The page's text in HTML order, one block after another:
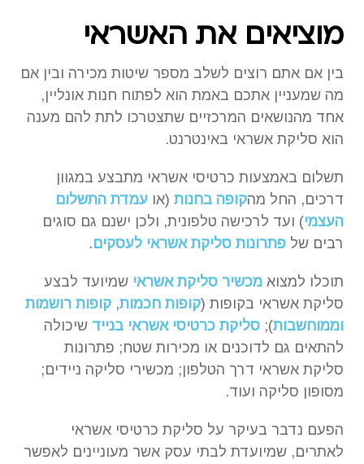
מוציאים את האשראי
בין אם אתם רוצים לשלב מספר שיטות מכירה ובין אם
מה שמעניין אתכם באמת הוא לפתוח חנות אונליין,
אחד מהנושאים המרכזיים שתצטרכו לתת להם מענה
הוא סליקת אשראי באינטרנט.
תשלום באמצעות כרטיסי אשראי מתבצע במגוון
דרכים, החל מהקופה בחנות (או עמדת התשלום
העצמי) ועד לרכישה טלפונית, ולכן ישנם גם סוגים
רבים של פתרונות סליקת אשראי לעסקים.
תוכלו למצוא מכשיר סליקת אשראי שמיועד לבצע
סליקת אשראי בקופות (קופות חכמות, קופות רושמות
וממוחשבות); סליקת כרטיסי אשראי בנייד שיכולה
להתאים גם לדוכנים או מכירות שטח; פתרונות
סליקת אשראי דרך הטלפון; מכשירי סליקה ניידים;
מסופון סליקה ועוד.
הפעם נדבר בעיקר על סליקת כרטיסי אשראי
לאתרים, שמיועדת לבתי עסק אשר מעוניינים לאפשר